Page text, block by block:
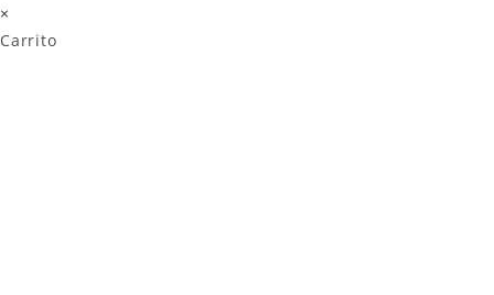
×
Carrito